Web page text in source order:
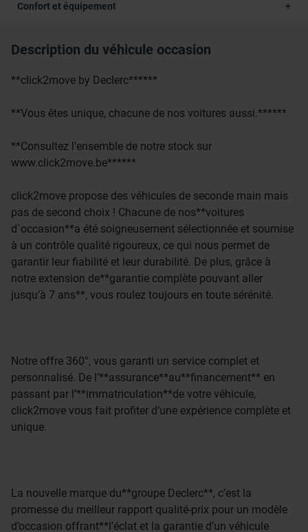
Confort et équipement
Description du véhicule occasion
**click2move by Declerc******
**Vous êtes unique, chacune de nos voitures aussi.******
**Consultez l’ensemble de notre stock sur
www.click2move.be******
click2move propose des véhicules de seconde main mais
pas de second choix ! Chacune de nos**voitures
d`occasion**a été soigneusement sélectionnée et soumise
à un contrôle qualité rigoureux, ce qui nous permet de
garantir leur fiabilité et leur durabilité. De plus, grâce à
notre extension de**garantie complète pouvant aller
jusqu’à 7 ans**, vous roulez toujours en toute sérénité.
Notre offre 360°, vous garanti un service complet et
personnalisé. De l’**assurance**au**financement** en
passant par l’**immatriculation**de votre véhicule,
click2move vous fait profiter d’une expérience complète et
unique.
La nouvelle marque du**groupe Declerc**, c’est la
promesse du meilleur rapport qualité-prix pour un modèle
d’occasion offrant**l’éclat et la garantie d’un véhicule